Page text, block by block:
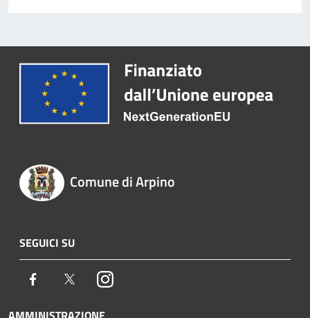
Comune di Arpino
SEGUICI SU
Facebook TwitterInstagram